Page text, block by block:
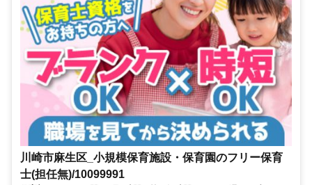
川崎市麻生区_小規模保育施設・保育園のフリー保育
士(担任無)/10099991